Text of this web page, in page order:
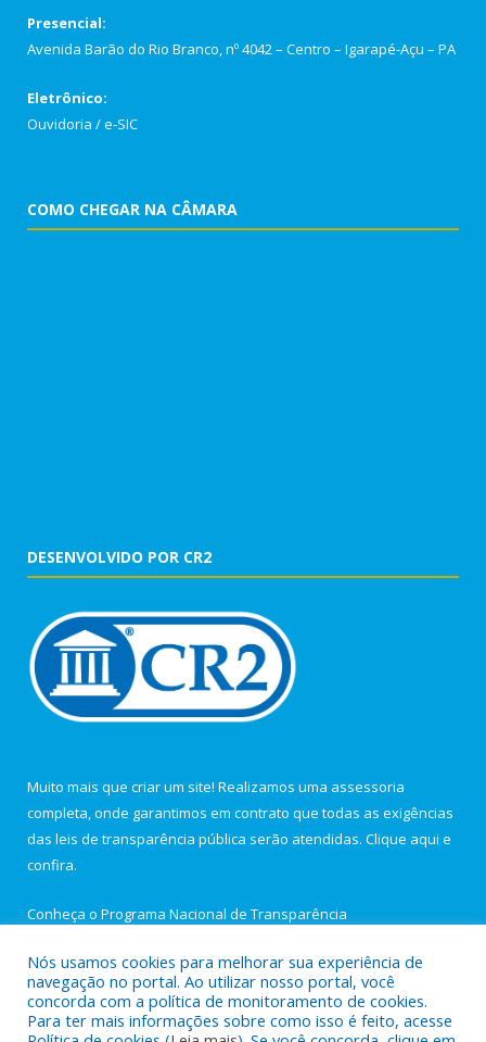
Presencial:
Avenida Barão do Rio Branco, nº 4042 – Centro – Igarapé-Açu – PA
Eletrônico:
Ouvidoria /e-SIC
COMO CHEGAR NA CÂMARA
DESENVOLVIDO POR CR2
Muito mais que criar um site! Realizamos uma assessoria
completa, onde garantimos em contrato que todas as exigências
das leis de transparência pública serão atendidas. Clique aqui e
confira.
Conheça o Programa Nacional de Transparência
Todos os direitos reservados a Câmara Municipal de Igarapé-
Nós usamos cookies para melhorar sua experiência de
navegação no portal. Ao utilizar nosso portal, você
concorda com a política de monitoramento de cookies.
Para ter mais informações sobre como isso é feito, acesse